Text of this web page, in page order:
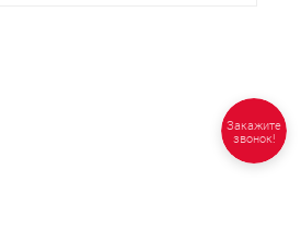
Закажите
звонок!